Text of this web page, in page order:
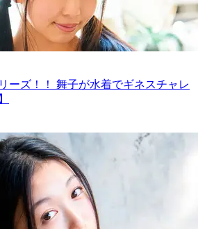
ーズ！！ 舞子が水着でギネスチャレ